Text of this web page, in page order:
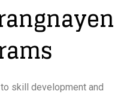
skill development and